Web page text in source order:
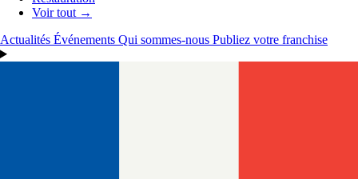
Voir tout →
Actualités Événements Qui sommes-nous Publiez votre franchise